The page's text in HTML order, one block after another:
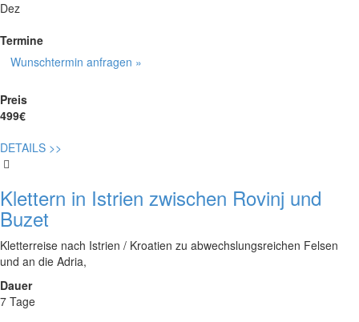
Dez
Termine
Wunschtermin anfragen »
Preis
499€
DETAILS >>
Klettern in Istrien zwischen Rovinj und
Buzet
Kletterreise nach Istrien / Kroatien zu abwechslungsreichen Felsen
und an die Adria,
Dauer
7 Tage